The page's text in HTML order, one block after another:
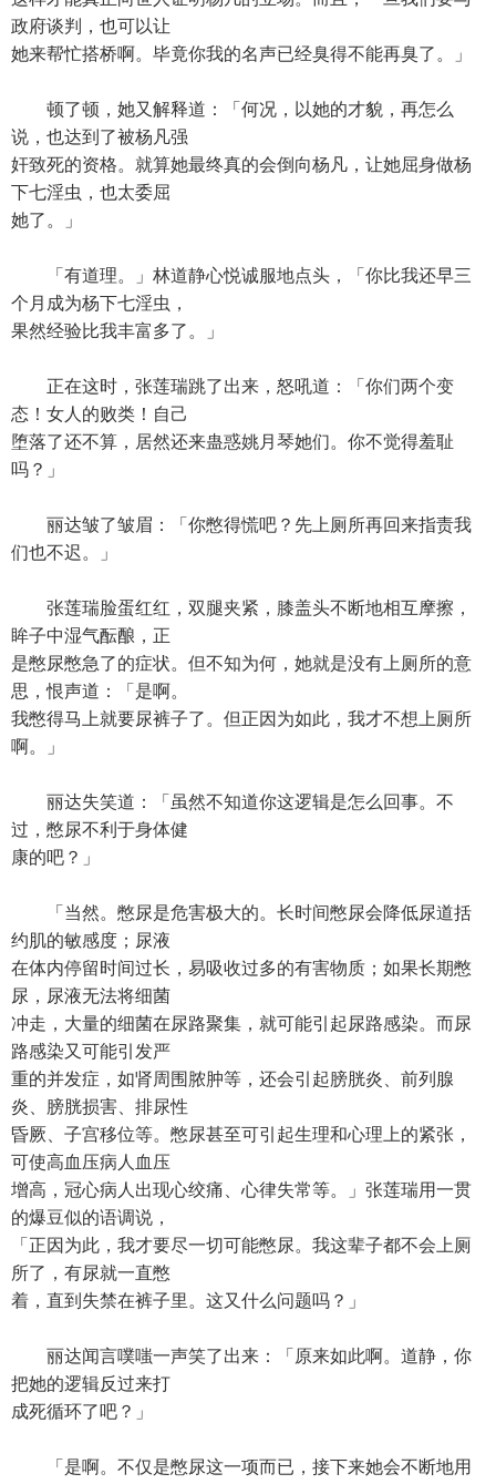
政府谈判，也可以让
她来帮忙搭桥啊。毕竟你我的名声已经臭得不能再臭了。」
顿了顿，她又解释道：「何况，以她的才貌，再怎么
说，也达到了被杨凡强
奸致死的资格。就算她最终真的会倒向杨凡，让她屈身做杨
下七淫虫，也太委屈
她了。」
「有道理。」林道静心悦诚服地点头，「你比我还早三
个月成为杨下七淫虫，
果然经验比我丰富多了。」
正在这时，张莲瑞跳了出来，怒吼道：「你们两个变
态！女人的败类！自己
堕落了还不算，居然还来蛊惑姚月琴她们。你不觉得羞耻
吗？」
丽达皱了皱眉：「你憋得慌吧？先上厕所再回来指责我
们也不迟。」
张莲瑞脸蛋红红，双腿夹紧，膝盖头不断地相互摩擦，
眸子中湿气酝酿，正
是憋尿憋急了的症状。但不知为何，她就是没有上厕所的意
思，恨声道：「是啊。
我憋得马上就要尿裤子了。但正因为如此，我才不想上厕所
啊。」
丽达失笑道：「虽然不知道你这逻辑是怎么回事。不
过，憋尿不利于身体健
康的吧？」
「当然。憋尿是危害极大的。长时间憋尿会降低尿道括
约肌的敏感度；尿液
在体内停留时间过长，易吸收过多的有害物质；如果长期憋
尿，尿液无法将细菌
冲走，大量的细菌在尿路聚集，就可能引起尿路感染。而尿
路感染又可能引发严
重的并发症，如肾周围脓肿等，还会引起膀胱炎、前列腺
炎、膀胱损害、排尿性
昏厥、子宫移位等。憋尿甚至可引起生理和心理上的紧张，
可使高血压病人血压
增高，冠心病人出现心绞痛、心律失常等。」张莲瑞用一贯
的爆豆似的语调说，
「正因为此，我才要尽一切可能憋尿。我这辈子都不会上厕
所了，有尿就一直憋
着，直到失禁在裤子里。这又什么问题吗？」
丽达闻言噗嗤一声笑了出来：「原来如此啊。道静，你
把她的逻辑反过来打
成死循环了吧？」
「是啊。不仅是憋尿这一项而已，接下来她会不断地用